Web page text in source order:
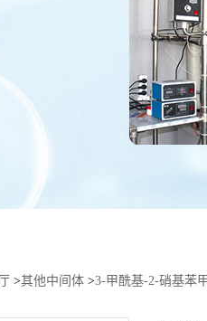
>其他中间体 >3-甲酰基-2-硝基苯